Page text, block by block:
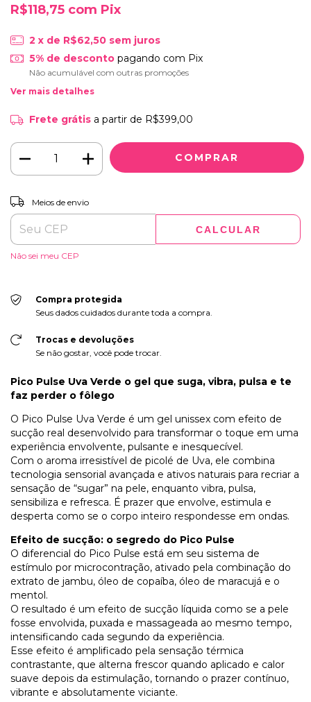
R$118,75 com Pix
2 x de R$62,50 sem juros
5% de descontopagando com Pix
Não acumulável com outras promoções
Ver mais detalhes
Frete grátis a partir de R$399,00
Entregas para o CEP:
Meios de envio
CALCULAR
Não sei meu CEP
Compra protegida
Seus dados cuidados durante toda a compra.
Trocas e devoluções
Se não gostar, você pode trocar.
Pico Pulse Uva Verde o gel que suga, vibra, pulsa e te
faz perder o fôlego
O Pico Pulse Uva Verde é um gel unissex com efeito de
sucção real desenvolvido para transformar o toque em uma
experiência envolvente, pulsante e inesquecível.
Com o aroma irresistível de picolé de Uva, ele combina
tecnologia sensorial avançada e ativos naturais para recriar a
sensação de “sugar” na pele, enquanto vibra, pulsa,
sensibiliza e refresca. É prazer que envolve, estimula e
desperta como se o corpo inteiro respondesse em ondas.
Efeito de sucção: o segredo do Pico Pulse
O diferencial do Pico Pulse está em seu sistema de
estímulo por microcontração, ativado pela combinação do
extrato de jambu, óleo de copaíba, óleo de maracujá e o
mentol.
O resultado é um efeito de sucção líquida como se a pele
fosse envolvida, puxada e massageada ao mesmo tempo,
intensificando cada segundo da experiência.
Esse efeito é amplificado pela sensação térmica
contrastante, que alterna frescor quando aplicado e calor
suave depois da estimulação, tornando o prazer contínuo,
vibrante e absolutamente viciante.